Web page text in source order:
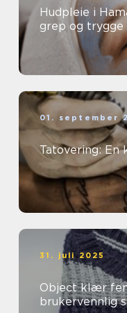
Hudpleie i
grep og trygge
01. september
Tatovering:
31. juli 2025
Object klær feminine plagg med
brukervennlig